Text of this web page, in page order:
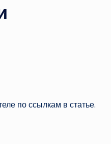
по ссылкам в статье.